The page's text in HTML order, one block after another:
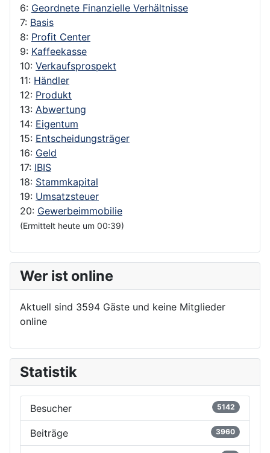
6: Geordnete Finanzielle Verhältnisse
7: Basis
8: Profit Center
9: Kaffeekasse
10: Verkaufsprospekt
11: Händler
12: Produkt
13: Abwertung
14: Eigentum
15: Entscheidungsträger
16: Geld
17: IBIS
18: Stammkapital
19: Umsatzsteuer
20: Gewerbeimmobilie
(Ermittelt heute um 00:39)
Wer ist online
Aktuell sind 3594 Gäste und keine Mitglieder
online
Statistik
Besucher 5142
Beiträge 3960